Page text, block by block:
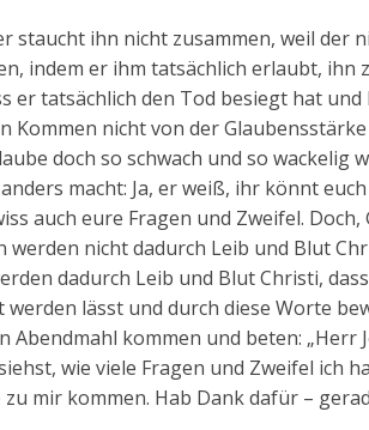
staucht ihn nicht zusammen, weil der
indem er ihm tatsächlich erlaubt, ihn
er tatsächlich den Tod besiegt hat
Kommen nicht von der
doch so schwach und so wackelig
macht: Ja, er weiß, ihr könnt euch
auch eure Fragen und Zweifel. Doch,
nicht dadurch Leib und Blut
dadurch Leib und Blut Christi,
lässt und durch diese Worte
kommen und beten: „Herr
wie viele Fragen und Zweifel ich
mir kommen. Hab Dank dafür –